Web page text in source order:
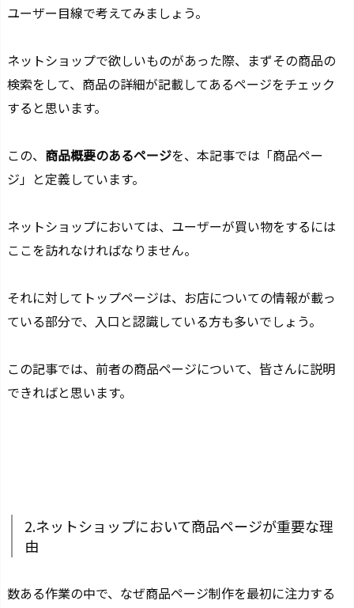
ユーザー目線で考えてみましょう。
ネットショップで欲しいものがあった際、まずその商品の
検索をして、商品の詳細が記載してあるページをチェック
すると思います。
この、 商品概要のあるページを、本記事では「商品ペー
ジ」と定義しています。
ネットショップにおいては、ユーザーが買い物をするには
ここを訪れなければなりません。
それに対してトップページは、お店についての情報が載っ
ている部分で、入口と認識している方も多いでしょう。
この記事では、前者の商品ページについて、皆さんに説明
できればと思います。
2.ネットショップにおいて商品ページが重要な理
由
数ある作業の中で、なぜ商品ページ制作を最初に注力する